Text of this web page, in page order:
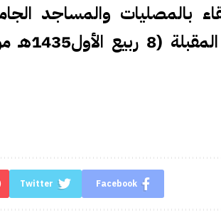
بالمصليات والمساجد
Facebook
Twitter